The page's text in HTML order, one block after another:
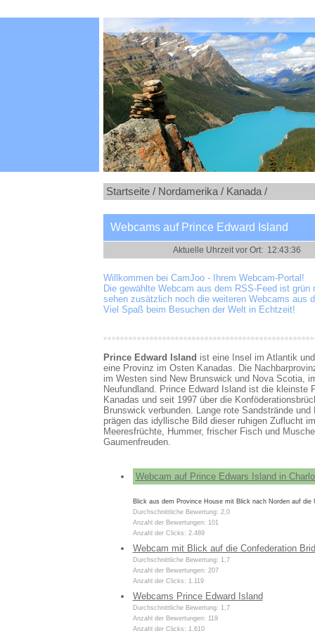
Startseite / Nordamerika / Kanada /
Webcams auf Prince Edward Island
Willkommen bei CamJoo - Ihrem Webcam-Portal!
Die gewählte Webcam aus dem RSS-Feed ist grün
sehen zusätzlich noch die weiteren Webcams aus
Viel Spaß beim Besuchen der Welt in Echtzeit!
Prince Edward Island ist eine Insel im Atlantik
eine Provinz im Osten Kanadas. Die
im Westen sind New Brunswick und Nova Scotia,
Neufundland. Prince Edward Island ist die kleinste
Kanadas und seit 1997 über die
Brunswick verbunden. Lange rote Sandstrände und
prägen das idyllische Bild dieser ruhigen Zuflucht
Meeresfrüchte, Hummer, frischer Fisch und
Gaumenfreuden.
Webcam auf Prince Edwars Island in
Blick aus dem Province House mit Blick nach Norden auf die
Durchschnittliche Bewertung: 2,0
Anzahl der Bewertungen: 101
Anzahl der Clicks: 2.489
Webcam mit Blick auf die Confederation
Durchschnittliche Bewertung: 1,7
Anzahl der Bewertungen: 207
Anzahl der Clicks: 1.119
Webcams Prince Edward Island
Durchschnittliche Bewertung: 1,7
Anzahl der Bewertungen: 119
Anzahl der Clicks: 1.610